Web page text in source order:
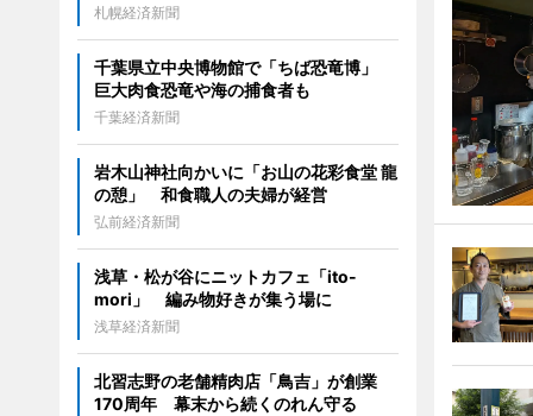
札幌経済新聞
千葉県立中央博物館で「ちば恐竜博」
巨大肉食恐竜や海の捕食者も
千葉経済新聞
岩木山神社向かいに「お山の花彩食堂 龍
の憩」 和食職人の夫婦が経営
弘前経済新聞
浅草・松が谷にニットカフェ「ito-
mori」 編み物好きが集う場に
浅草経済新聞
北習志野の老舗精肉店「鳥吉」が創業
170周年 幕末から続くのれん守る